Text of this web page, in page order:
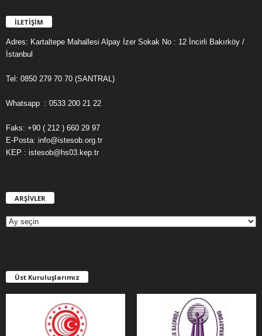
İLETİŞİM
Adres: Kartaltepe Mahallesi Alpay İzer Sokak No : 12 İncirli Bakırköy /
İstanbul
Tel: 0850 279 70 70 (SANTRAL)
Whatsapp : 0533 200 21 22
Faks: +90 ( 212 ) 660 29 97
E-Posta: info@istesob.org.tr
KEP : istesob@hs03.kep.tr
ARŞİVLER
E
R
Üst Kuruluşlarımız